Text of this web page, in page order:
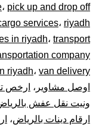
، pick up and drop off
services، riyadh
in riyadh، transport
company
riyadh، van delivery
اوصل مشاوير ، ارخص
ونيت نقل عفش
ارقام دينات بالرياض،